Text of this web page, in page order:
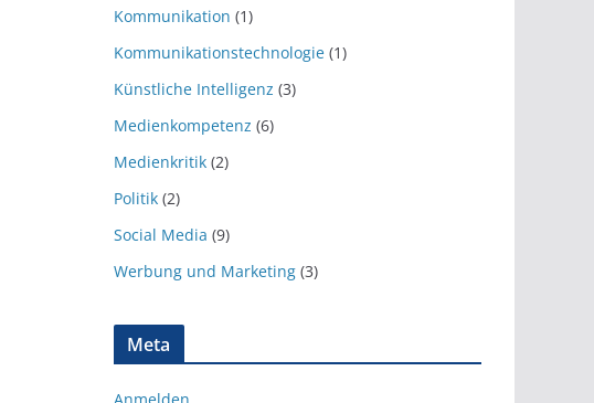
Kommunikation (1)
Kommunikationstechnologie (1)
Künstliche Intelligenz (3)
Medienkompetenz (6)
Medienkritik (2)
Politik (2)
Social Media (9)
Werbung und Marketing (3)
Meta